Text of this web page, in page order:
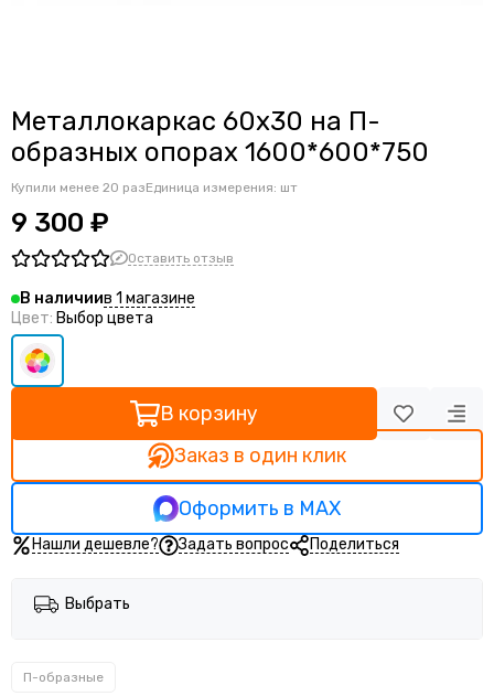
Металлокаркас 60x30 на П-
образных опорах 1600*600*750
Купили менее 20 разЕдиница измерения: шт
9 300 ₽
Оставить отзыв
В наличиив 1 магазине
Цвет: Выбор цвета
В корзину
Заказ в один клик
Оформить в MAX
Нашли дешевле? Задать вопрос Поделиться
Выбрать
П-образные